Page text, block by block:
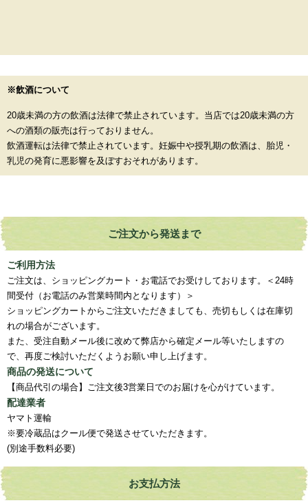
※飲酒について
20歳未満の方の飲酒は法律で禁止されています。当店では20歳未満の方
への酒類の販売は行っておりません。
飲酒運転は法律で禁止されています。妊娠中や授乳期の飲酒は、胎児・
乳児の発育に悪影響を及ぼすおそれがあります。
ご注文から発送まで
ご利用方法
ご注文は、ショッピングカート・お電話でお受けしております。＜24時
間受付（お電話のみ営業時間内となります）＞
ショッピングカートからご注文いただきましても、売切もしくは在庫切
れの場合がございます。
また、受注自動メール後に改めて弊店から確定メール等いたしますの
で、再度ご検討いただくようお願い申し上げます。
商品の発送について
【商品代引の場合】ご注文後3営業日でのお届けを心がけています。
配達業者
ヤマト運輸
※要冷蔵品はクール便で発送させていただきます。
(別途手数料必要)
お支払方法